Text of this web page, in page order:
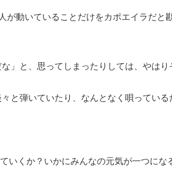
が動いていることだけをカポエイラだと
な」と、思ってしまったりしては、やは
と弾いていたり、なんとなく唄っている
いくか？いかにみんなの元気が一つにな